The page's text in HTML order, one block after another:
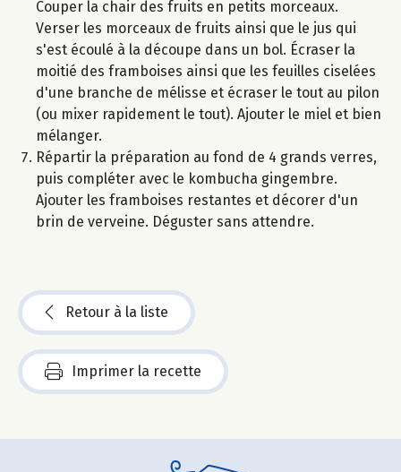
Couper la chair des fruits en petits morceaux.
Verser les morceaux de fruits ainsi que le jus qui
s'est écoulé à la découpe dans un bol. Écraser la
moitié des framboises ainsi que les feuilles ciselées
d'une branche de mélisse et écraser le tout au pilon
(ou mixer rapidement le tout). Ajouter le miel et bien
mélanger.
Répartir la préparation au fond de 4 grands verres,
puis compléter avec le kombucha gingembre.
Ajouter les framboises restantes et décorer d'un
brin de verveine. Déguster sans attendre.
Retour à la liste
Imprimer la recette